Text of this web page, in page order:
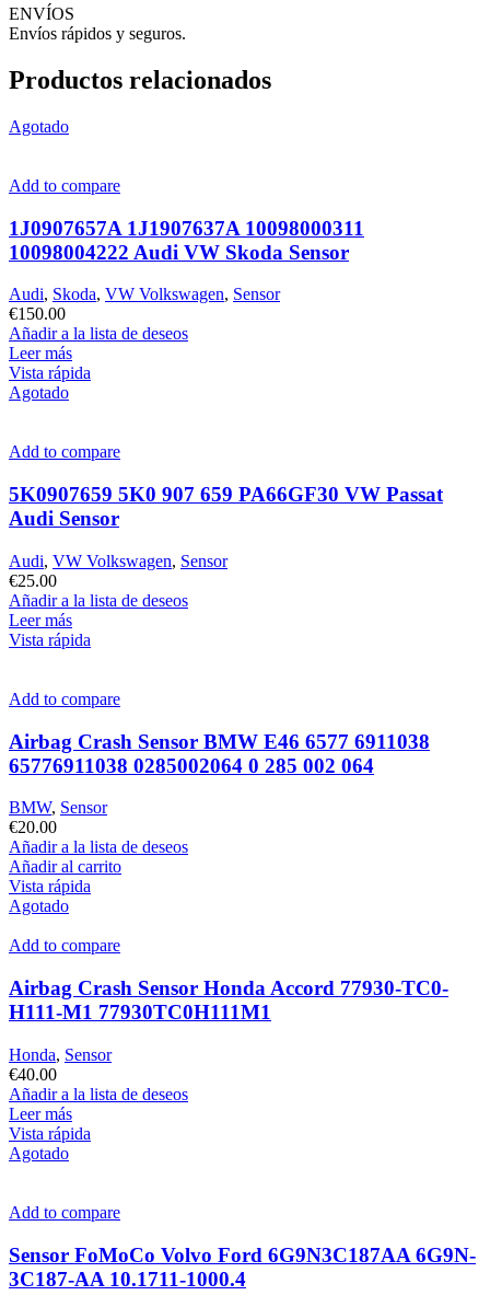
ENVÍOS
Envíos rápidos y seguros.
Productos relacionados
Agotado
Add to compare
1J0907657A 1J1907637A 10098000311
10098004222 Audi VW Skoda Sensor
Audi, Skoda, VW Volkswagen, Sensor
€150.00
Añadir a la lista de deseos
Leer más
Vista rápida
Agotado
Add to compare
5K0907659 5K0 907 659 PA66GF30 VW Passat
Audi Sensor
Audi, VW Volkswagen, Sensor
€25.00
Añadir a la lista de deseos
Leer más
Vista rápida
Add to compare
Airbag Crash Sensor BMW E46 6577 6911038
65776911038 0285002064 0 285 002 064
BMW, Sensor
€20.00
Añadir a la lista de deseos
Añadir al carrito
Vista rápida
Agotado
Add to compare
Airbag Crash Sensor Honda Accord 77930-TC0-
H111-M1 77930TC0H111M1
Honda, Sensor
€40.00
Añadir a la lista de deseos
Leer más
Vista rápida
Agotado
Add to compare
Sensor FoMoCo Volvo Ford 6G9N3C187AA 6G9N-
3C187-AA 10.1711-1000.4